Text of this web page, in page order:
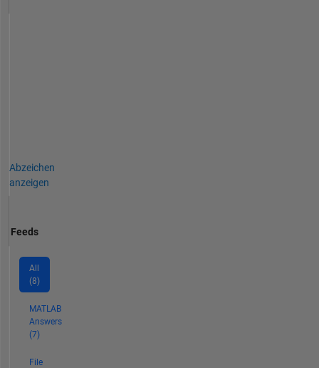
Abzeichen
anzeigen
Feeds
All
(8)
MATLAB
Answers
(7)
File